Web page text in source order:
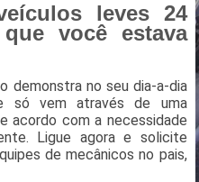
leves 24
você estava
demonstra no seu dia-a-dia
só vem através de uma
acordo com a necessidade
Ligue agora e solicite
de mecânicos no pais,